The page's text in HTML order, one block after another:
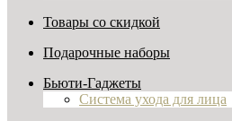
Товары со скидкой
Подарочные наборы
Бьюти-Гаджеты
Система ухода для лица